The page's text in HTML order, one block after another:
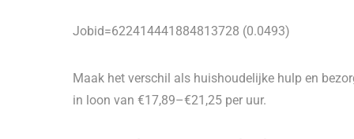
Jobid=622414441884813728 (0.0493)
Maak het verschil als huishoudelijke hulp en
in loon van €17,89–€21,25 per uur.